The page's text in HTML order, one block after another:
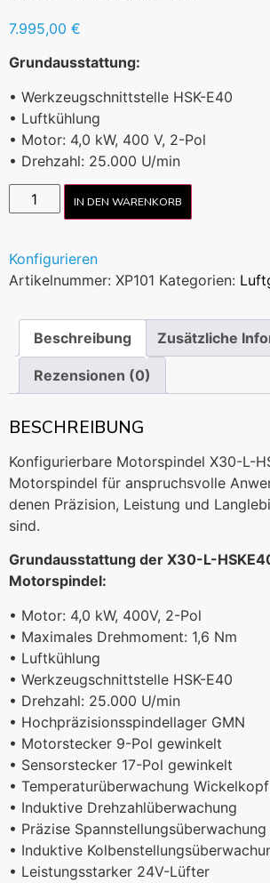
7.995,00 €
Grundausstattung:
• Werkzeugschnittstelle HSK-E40
• Luftkühlung
• Motor: 4,0 kW, 400 V, 2-Pol
• Drehzahl: 25.000 U/min
IN DEN WARENKORB
Konfigurieren
Artikelnummer: XP101 Kategorien:
Beschreibung Zusätzliche
Rezensionen (0)
BESCHREIBUNG
Konfigurierbare Motorspindel X30-L-
Motorspindel für anspruchsvolle
denen Präzision, Leistung und
sind.
Grundausstattung der X30-L-
Motorspindel:
• Motor: 4,0 kW, 400V, 2-Pol
• Maximales Drehmoment: 1,6 Nm
• Luftkühlung
• Werkzeugschnittstelle HSK-E40
• Drehzahl: 25.000 U/min
• Hochpräzisionsspindellager GMN
• Motorstecker 9-Pol gewinkelt
• Sensorstecker 17-Pol gewinkelt
• Temperaturüberwachung Wickelkopf
• Induktive Drehzahlüberwachung
• Präzise Spannstellungsüberwachung
• Induktive
• Leistungsstarker 24V-Lüfter